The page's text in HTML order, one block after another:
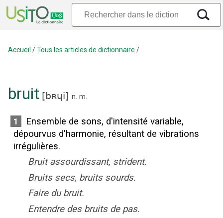
Accueil /Tous les articles de dictionnaire /
bruit [bʀɥi] n. m.
1
Ensemble de sons, d'intensité variable,
dépourvus d'harmonie, résultant de vibrations
irrégulières.
Bruit assourdissant, strident.
Bruits secs, bruits sourds.
Faire du bruit.
Entendre des bruits de pas.